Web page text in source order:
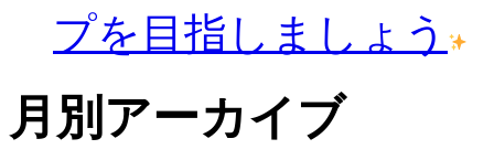
プを目指しましょう
月別アーカイブ